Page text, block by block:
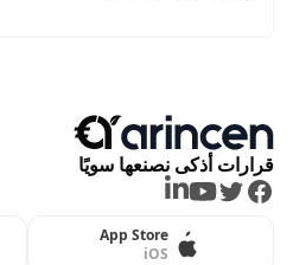
قرارات أذكى نصنعها سويًا
Facebook
Twitter
Youtube
LinkedIn
App Store
iOS